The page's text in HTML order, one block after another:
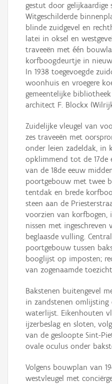
gestut door gelijkaardige
Witgeschilderde
blinde zuidgevel en
latei in oksel en
traveeën met één
korfboogdeurtje in
In 1938 toegevoegde
woonhuis en vroegere
gemeentelijke
architect F. Blockx
Zuidelijke vleugel van
zes traveeën met
onder leien zadeldak, in
opklimmend tot de 17de
van de 18de eeuw
poortgebouw met twee
tentdak en brede
steen aan de
voorzien van korfbogen,
nissen met ingeschreven
beglaasde vulling.
poortgebouw tussen
booglijst op imposten;
van zogenaamde
Bakstenen buitengevel
in zandstenen omlijsting
waterlijst. Eikenhouten
ijzerbeslag en sloten,
van de gesloopte Sint-
ovale oculus onder
Volgens bouwplan van
westvleugel met